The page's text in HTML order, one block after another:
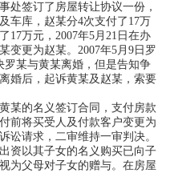
处签订了房屋转让协议一份，
车库，赵某分4次支付了17万
17万元，2007年5月21日在办
变更为赵某。2007年5月9日罗
罗某与黄某离婚，但是告知争
婚后，起诉黄某及赵某，索要
的名义签订合同，支付房款
前将买受人及付款客户变更为
讼请求，二审维持一审判决。
以其子女的名义购买已向子
为父母对子女的赠与。在房屋